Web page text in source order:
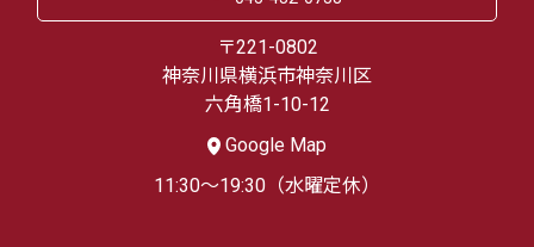
〒221-0802
神奈川県横浜市神奈川区
六角橋1-10-12
Google Map
11:30～19:30（水曜定休）